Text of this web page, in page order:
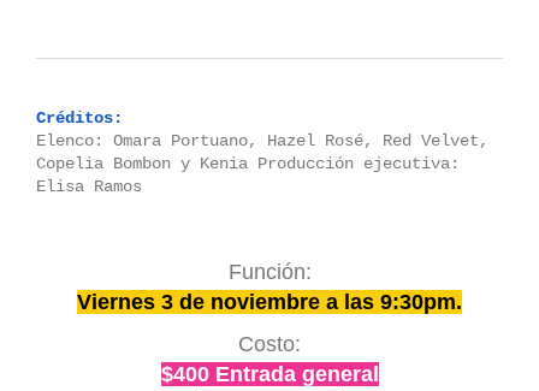
Créditos:
Elenco: Omara Portuano, Hazel Rosé, Red Velvet,
Copelia Bombon y Kenia Producción ejecutiva:
Elisa Ramos
Función:
Viernes 3 de noviembre a las 9:30pm.
Costo:
$400 Entrada general